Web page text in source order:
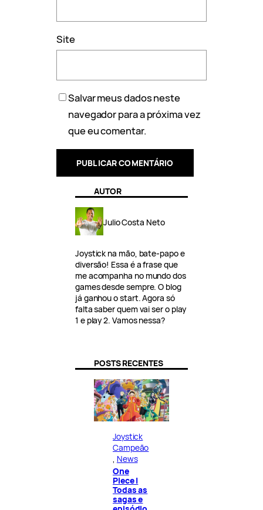
Site
Salvar meus dados neste
navegador para a próxima vez
que eu comentar.
AUTOR
Julio Costa Neto
Joystick na mão, bate-papo e
diversão! Essa é a frase que
me acompanha no mundo dos
games desde sempre. O blog
já ganhou o start. Agora só
falta saber quem vai ser o play
1 e play 2. Vamos nessa?
POSTS RECENTES
Joystick
Campeão
News
One
Piece |
Todas as
sagas e